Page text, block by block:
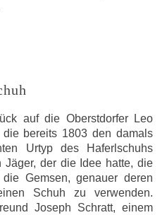
auf die Oberstdorfer Leo
bereits 1803 den damals
Urtyp des Haferlschuhs
der die Idee hatte, die
Gemsen, genauer deren
Schuh zu verwenden.
Joseph Schratt, einem